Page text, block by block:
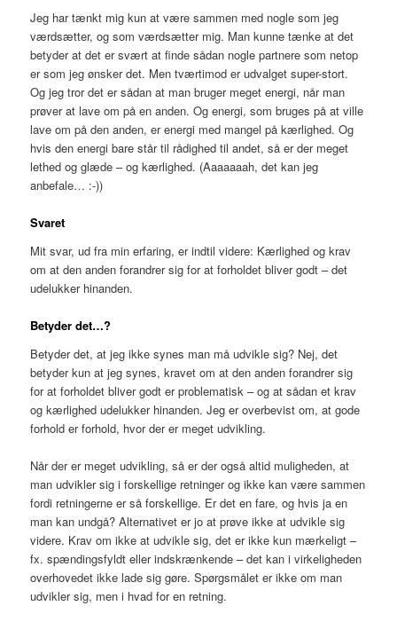
Jeg har tænkt mig kun at være sammen med nogle som jeg
værdsætter, og som værdsætter mig. Man kunne tænke at det
betyder at det er svært at finde sådan nogle partnere som netop
er som jeg ønsker det. Men tværtimod er udvalget super-stort.
Og jeg tror det er sådan at man bruger meget energi, når man
prøver at lave om på en anden. Og energi, som bruges på at ville
lave om på den anden, er energi med mangel på kærlighed. Og
hvis den energi bare står til rådighed til andet, så er der meget
lethed og glæde – og kærlighed. (Aaaaaaah, det kan jeg
anbefale… :-))
Svaret
Mit svar, ud fra min erfaring, er indtil videre: Kærlighed og krav
om at den anden forandrer sig for at forholdet bliver godt – det
udelukker hinanden.
Betyder det…?
Betyder det, at jeg ikke synes man må udvikle sig? Nej, det
betyder kun at jeg synes, kravet om at den anden forandrer sig
for at forholdet bliver godt er problematisk – og at sådan et krav
og kærlighed udelukker hinanden. Jeg er overbevist om, at gode
forhold er forhold, hvor der er meget udvikling.
Når der er meget udvikling, så er der også altid muligheden, at
man udvikler sig i forskellige retninger og ikke kan være sammen
fordi retningerne er så forskellige. Er det en fare, og hvis ja en
man kan undgå? Alternativet er jo at prøve ikke at udvikle sig
videre. Krav om ikke at udvikle sig, det er ikke kun mærkeligt –
fx. spændingsfyldt eller indskrænkende – det kan i virkeligheden
overhovedet ikke lade sig gøre. Spørgsmålet er ikke om man
udvikler sig, men i hvad for en retning.